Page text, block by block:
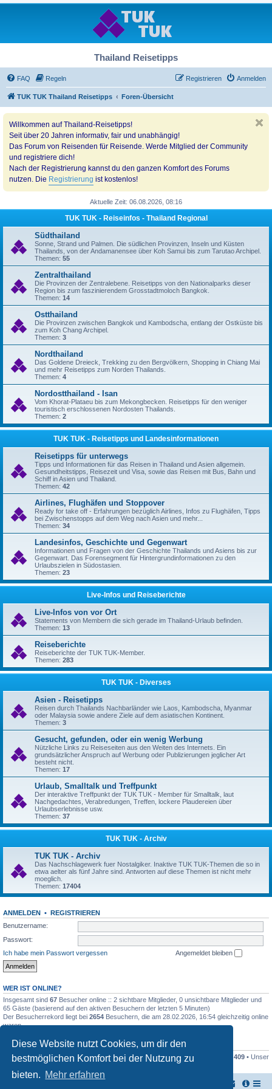
Diese Website nutzt Cookies, um dir den
bestmöglichen Komfort bei der Nutzung zu
bieten. Mehr erfahren
Thailand Reisetipps
FAQ Regeln Anmelden
Registrieren
TUK TUK Thailand Reisetipps Foren-Übersicht
Willkommen auf Thailand-Reisetipps!
Seit über 20 Jahren informativ, fair und unabhängig!
Das Forum von Reisenden für Reisende. Werde Mitglied der Community
und registriere dich!
Nach der Registrierung kannst du den ganzen Komfort des Forums
nutzen. Die Registrierung ist kostenlos!
Aktuelle Zeit: 06.08.2026, 08:16
TUK TUK - Reiseinfos - Thailand Regional
Südthailand
Sonne, Strand und Palmen. Die südlichen Provinzen, Inseln und Küsten
Thailands, von der Andamanensee über Koh Samui bis zum Tarutao Archipel.
Themen: 55
Zentralthailand
Die Provinzen der Zentralebene. Reisetipps von den Nationalparks dieser
Region bis zum faszinierendem Grosstadtmoloch Bangkok.
Themen: 14
Ostthailand
Die Provinzen zwischen Bangkok und Kambodscha, entlang der Ostküste bis
zum Koh Chang Archipel.
Themen: 3
Nordthailand
Das Goldene Dreieck, Trekking zu den Bergvölkern, Shopping in Chiang Mai
und mehr Reisetipps zum Norden Thailands.
Themen: 4
Nordostthailand - Isan
Vom Khorat-Plataeu bis zum Mekongbecken. Reisetipps für den weniger
touristisch erschlossenen Nordosten Thailands.
Themen: 2
TUK TUK - Reisetipps und Landesinformationen
Reisetipps für unterwegs
Tipps und Informationen für das Reisen in Thailand und Asien allgemein.
Gesundheitstipps, Reisezeit und Visa, sowie das Reisen mit Bus, Bahn und
Schiff in Asien und Thailand.
Themen: 42
Airlines, Flughäfen und Stoppover
Ready for take off - Erfahrungen bezüglich Airlines, Infos zu Flughäfen, Tipps
bei Zwischenstopps auf dem Weg nach Asien und mehr...
Themen: 34
Landesinfos, Geschichte und Gegenwart
Informationen und Fragen von der Geschichte Thailands und Asiens bis zur
Gegenwart. Das Forensegment für Hintergrundinformationen zu den
Urlaubszielen in Südostasien.
Themen: 23
Live-Infos und Reiseberichte
Live-Infos von vor Ort
Statements von Membern die sich gerade im Thailand-Urlaub befinden.
Themen: 13
Reiseberichte
Reiseberichte der TUK TUK-Member.
Themen: 283
TUK TUK - Diverses
Asien - Reisetipps
Reisen durch Thailands Nachbarländer wie Laos, Kambodscha, Myanmar
oder Malaysia sowie andere Ziele auf dem asiatischen Kontinent.
Themen: 3
Gesucht, gefunden, oder ein wenig Werbung
Nützliche Links zu Reiseseiten aus den Weiten des Internets. Ein
grundsätzlicher Anspruch auf Werbung oder Publizierungen jeglicher Art
besteht nicht.
Themen: 17
Urlaub, Smalltalk und Treffpunkt
Der interaktive Treffpunkt der TUK TUK - Member für Smalltalk, laut
Nachgedachtes, Verabredungen, Treffen, lockere Plaudereien über
Urlaubserlebnisse usw.
Themen: 37
TUK TUK - Archiv
TUK TUK - Archiv
Das Nachschlagewerk fuer Nostalgiker. Inaktive TUK TUK-Themen die so in
etwa aelter als fünf Jahre sind. Antworten auf diese Themen ist nicht mehr
moeglich.
Themen: 17404
ANMELDEN • REGISTRIEREN
Benutzername:
Passwort:
Ich habe mein Passwort vergessen
Angemeldet bleiben
WER IST ONLINE?
Insgesamt sind 67 Besucher online :: 2 sichtbare Mitglieder, 0 unsichtbare Mitglieder und
65 Gäste (basierend auf den aktiven Besuchern der letzten 5 Minuten)
Der Besucherrekord liegt bei 2654 Besuchern, die am 28.02.2026, 16:54 gleichzeitig online
waren.
STATISTIK
Beiträge insgesamt161446• Themen insgesamt17949• Mitglieder insgesamt 409 • Unser
neuestes Mitglied: